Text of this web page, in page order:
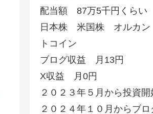
配当額 87万5千円くらい
日本株 米国株 オルカ
トコイン
ブログ収益 月13円
X収益 月0円
２０２３年５月から投資開
２０２４年１０月からブ